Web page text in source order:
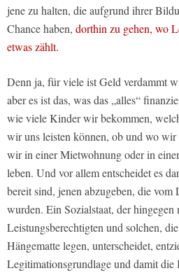
jene zu halten, die aufgrund ihrer
Chance haben, dorthin zu gehen, wo
etwas zählt.
Denn ja, für viele ist Geld verdammt
aber es ist das, was das „alles“
wie viele Kinder wir bekommen,
wir uns leisten können, ob und wo
wir in einer Mietwohnung oder in
leben. Und vor allem entscheidet es
bereit sind, jenen abzugeben, die vom
wurden. Ein Sozialstaat, der
Leistungsberechtigten und solchen,
Hängematte legen, unterscheidet,
Legitimationsgrundlage und damit die